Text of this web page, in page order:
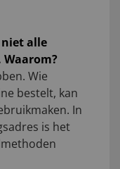
alle
Wie
bestelt, kan
In
is het